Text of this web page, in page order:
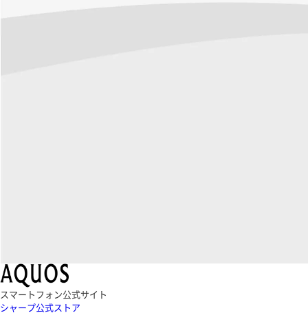
スマートフォン公式サイト
シャープ公式ストア